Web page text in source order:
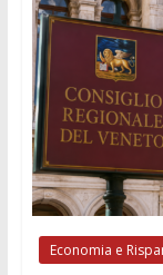
Economia e